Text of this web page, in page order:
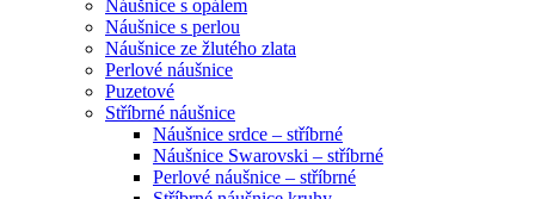
Náušnice s opálem
Náušnice s perlou
Náušnice ze žlutého zlata
Perlové náušnice
Puzetové
Stříbrné náušnice
Náušnice srdce – stříbrné
Náušnice Swarovski – stříbrné
Perlové náušnice – stříbrné